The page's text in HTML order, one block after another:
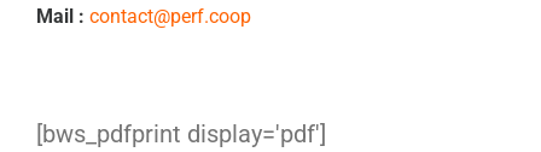
Mail : contact@perf.coop
[bws_pdfprint display='pdf']